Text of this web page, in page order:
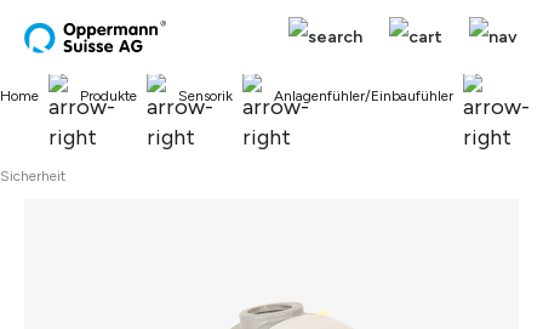
springen
Home Produkte Sensorik Anlagenfühler/Einbaufühler
Sicherheit